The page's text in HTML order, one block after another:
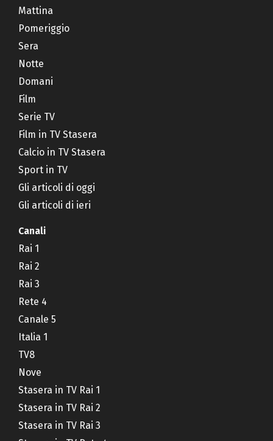
Mattina
Pomeriggio
Sera
Notte
Domani
Film
Serie TV
Film in TV Stasera
Calcio in TV Stasera
Sport in TV
Gli articoli di oggi
Gli articoli di ieri
Canali
Rai 1
Rai 2
Rai 3
Rete 4
Canale 5
Italia 1
TV8
Nove
Stasera in TV Rai 1
Stasera in TV Rai 2
Stasera in TV Rai 3